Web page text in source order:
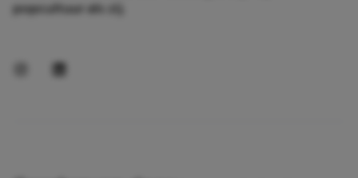
popcultuur als zij.
Instagram
LinkedIn